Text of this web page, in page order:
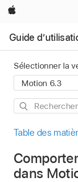
Apple
Guide
Sélectionner la
Rechercher
ce
Table des
dans